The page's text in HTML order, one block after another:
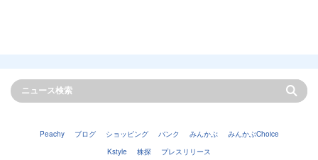
Peachy ブログ ショッピング バンク みんかぶ
みんかぶChoice
Kstyle
株探 プレスリリース